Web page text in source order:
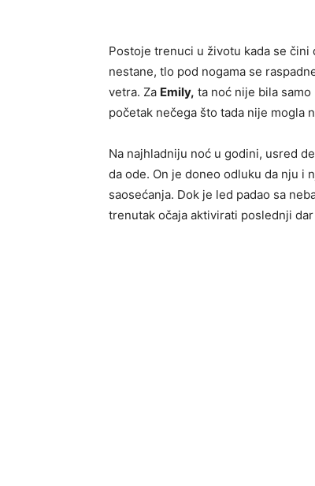
Postoje trenuci u životu kada se
nestane, tlo pod nogama se
vetra. Za Emily, ta noć nije bila
početak nečega što tada nije mogla
Na najhladniju noć u godini, usred
da ode. On je doneo odluku da nju i
saosećanja. Dok je led padao sa
trenutak očaja aktivirati poslednji